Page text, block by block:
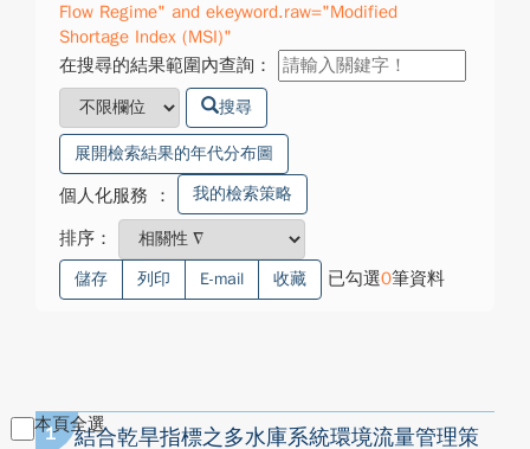
Flow Regime" and ekeyword.raw="Modified
Shortage Index (MSI)"
在搜尋的結果範圍內查詢：
搜尋
展開檢索結果的年代分布圖
個人化服務 ： 我的檢索策略
排序：
儲存 列印 E-mail 收藏 已勾選0筆資料
本頁全選
1
結合乾旱指標之多水庫系統環境流量管理策